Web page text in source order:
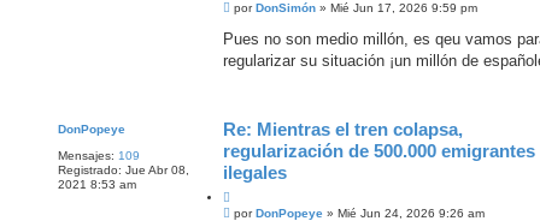
i
a
r
M
n
a
porDonSimón» Mié Jun 17, 2026 9:59 pm
Pues no son medio millón, es qeu vamos
regularizar su situación ¡un millón de
DonPopeye
Mensajes: 109
Registrado: Jue Abr 08,
2021 8:53 am
Re: Mientras el tren colapsa,
regularización de 500.000 emigrantes
ilegales
C
iMporDonPopeye» Mié Jun 24, 2026 9:26 am